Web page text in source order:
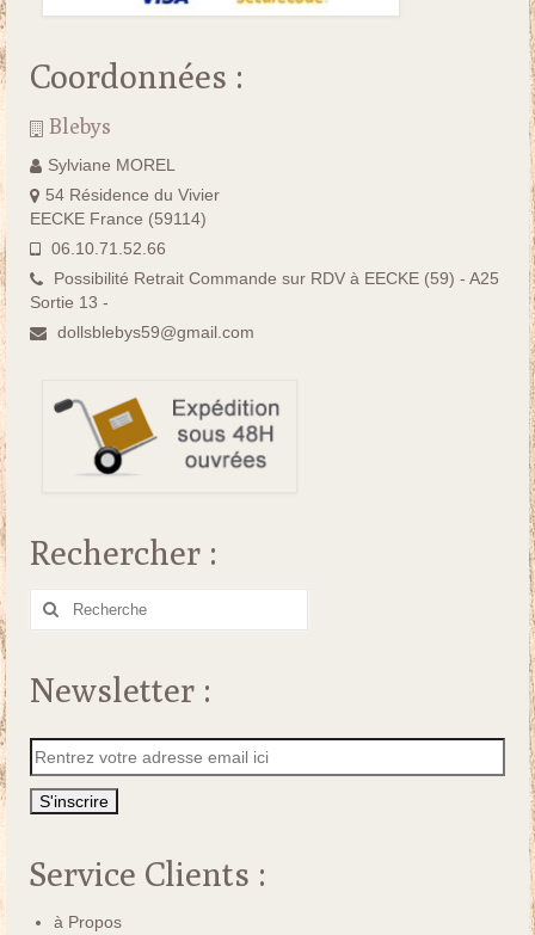
Coordonnées :
Blebys
Sylviane MOREL
54 Résidence du Vivier
EECKE France (59114)
06.10.71.52.66
Possibilité Retrait Commande sur RDV à EECKE (59) - A25
Sortie 13 -
dollsblebys59@gmail.com
Rechercher :
Rechercher
Newsletter :
Service Clients :
à Propos